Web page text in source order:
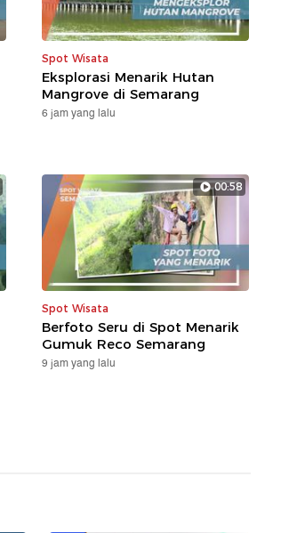
Spot Wisata
Eksplorasi Menarik Hutan
Mangrove di Semarang
6 jam yang lalu
00:58
Spot Wisata
Berfoto Seru di Spot Menarik
Gumuk Reco Semarang
9 jam yang lalu